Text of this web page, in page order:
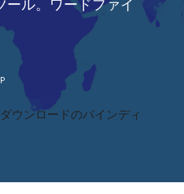
ウンロードのバインディ